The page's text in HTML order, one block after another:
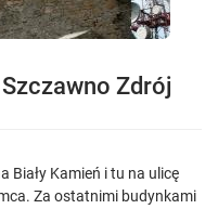
Zdrój
Biały Kamień i tu na ulicę
Za ostatnimi budynkami